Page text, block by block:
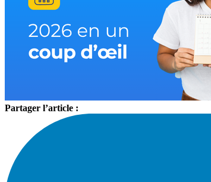
Partager l’article :